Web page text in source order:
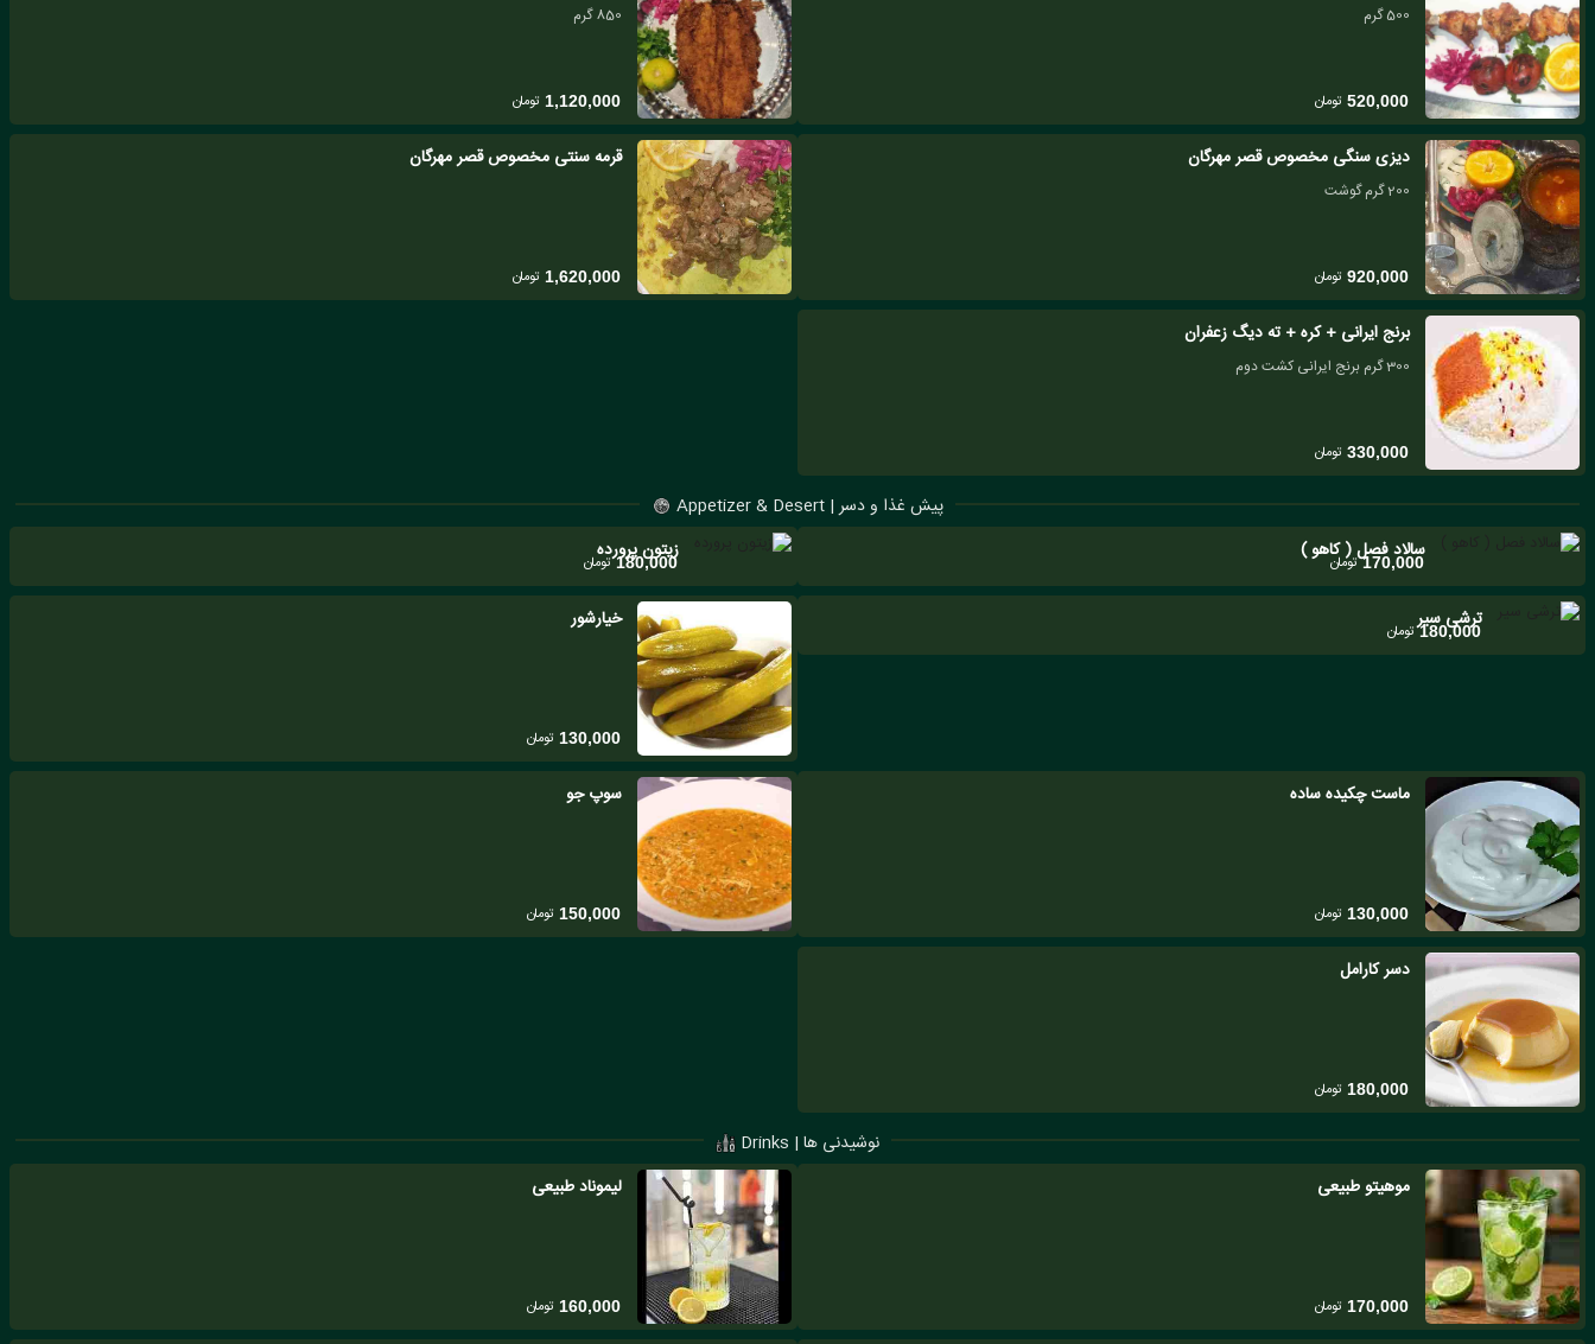
500 گرم
520,000 تومان
850 گرم
1,120,000 تومان
دیزی سنگی مخصوص قصر مهرگان
200 گرم گوشت
920,000 تومان
قرمه سنتی مخصوص قصر مهرگان
1,620,000 تومان
برنج ایرانی + کره + ته دیگ زعفران
300 گرم برنج ایرانی کشت دوم
330,000 تومان
پیش غذا و دسر | Appetizer & Desert
سالاد فصل ( کاهو )
170,000 تومان زیتون پرورده
180,000 تومان
ترشی سیر
180,000 تومان خیارشور
130,000 تومان
ماست چکیده ساده
130,000 تومان
سوپ جو
150,000 تومان
دسر کارامل
180,000 تومان
نوشیدنی ها | Drinks
موهیتو طبیعی
170,000 تومان
لیموناد طبیعی
160,000 تومان